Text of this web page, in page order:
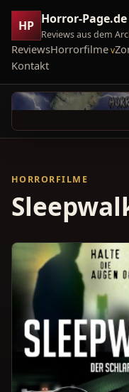
HP Horror-Page.de
Reviews aus dem
ReviewsHorrorfilme
Kontakt
HORRORFILME